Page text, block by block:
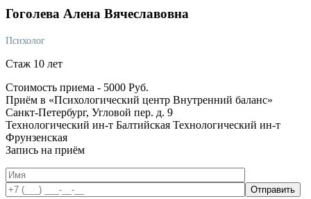
Гоголева Алена Вячеславовна
Психолог
Стаж 10 лет
Стоимость приема - 5000 Руб.
Приём в «Психологический центр Внутренний баланс»
Санкт-Петербург, Угловой пер. д. 9
Технологический ин-т Балтийская Технологический ин-т
Фрунзенская
Запись на приём